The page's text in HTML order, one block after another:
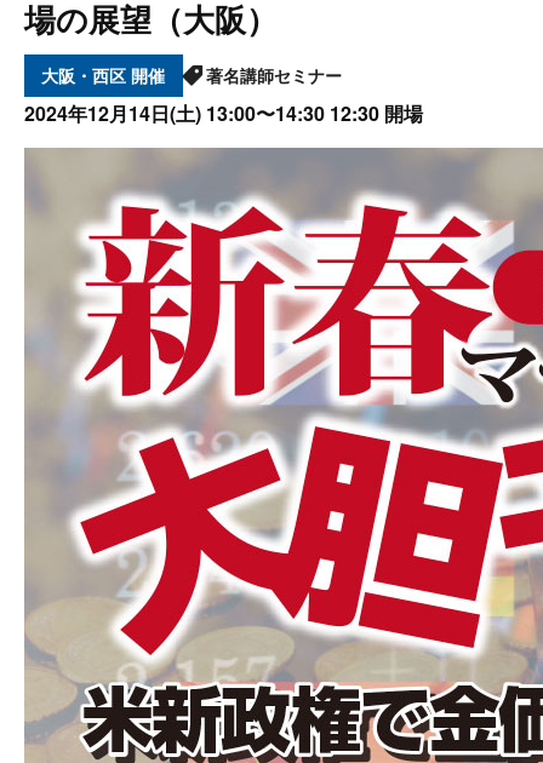
場の展望（大阪）
大阪・西区 著名講師セミナー
2024年12月14日(土) 13:00〜14:30 12:30